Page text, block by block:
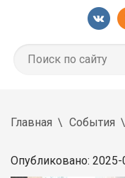
Главная События
Опубликовано: